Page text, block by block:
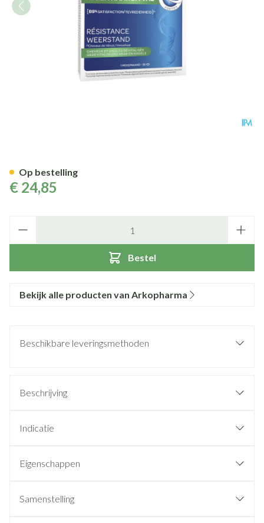
€ 24,85
Bestel
Op bestelling
Bekijk alle producten van Arkopharma
Beschikbare leveringsmethoden
Beschrijving
Indicatie
Eigenschappen
Samenstelling